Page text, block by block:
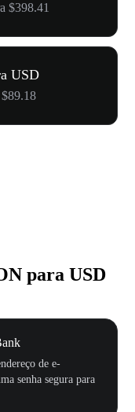
$398.41
USD
para USD
de e-
senha segura para